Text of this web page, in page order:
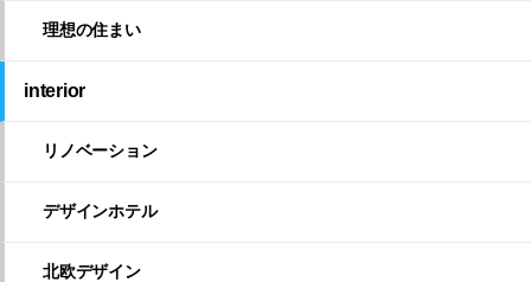
理想の住まい
interior
リノベーション
デザインホテル
北欧デザイン